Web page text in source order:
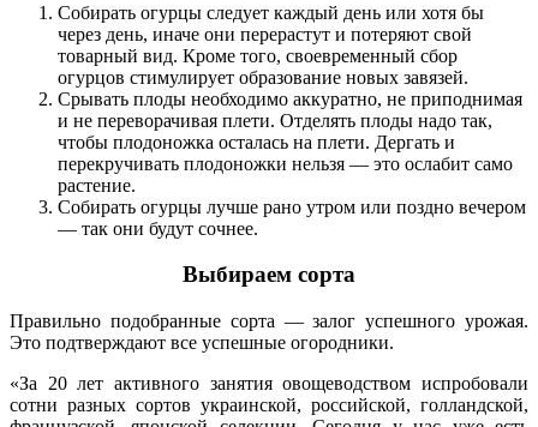
Собирать огурцы следует каждый день или хотя бы
через день, иначе они перерастут и потеряют свой
товарный вид. Кроме того, своевременный сбор
огурцов стимулирует образование новых завязей.
Срывать плоды необходимо аккуратно, не приподнимая
и не переворачивая плети. Отделять плоды надо так,
чтобы плодоножка осталась на плети. Дергать и
перекручивать плодоножки нельзя — это ослабит само
растение.
Собирать огурцы лучше рано утром или поздно вечером
— так они будут сочнее.
Выбираем сорта
Правильно подобранные сорта — залог успешного урожая.
Это подтверждают все успешные огородники.
«За 20 лет активного занятия овощеводством испробовали
сотни разных сортов украинской, российской, голландской,